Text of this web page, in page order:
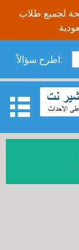
لجميع طلاب
اطرح سؤالاً: